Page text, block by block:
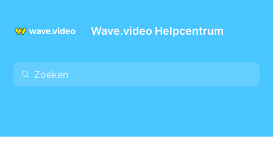
Wave.video Helpcentrum